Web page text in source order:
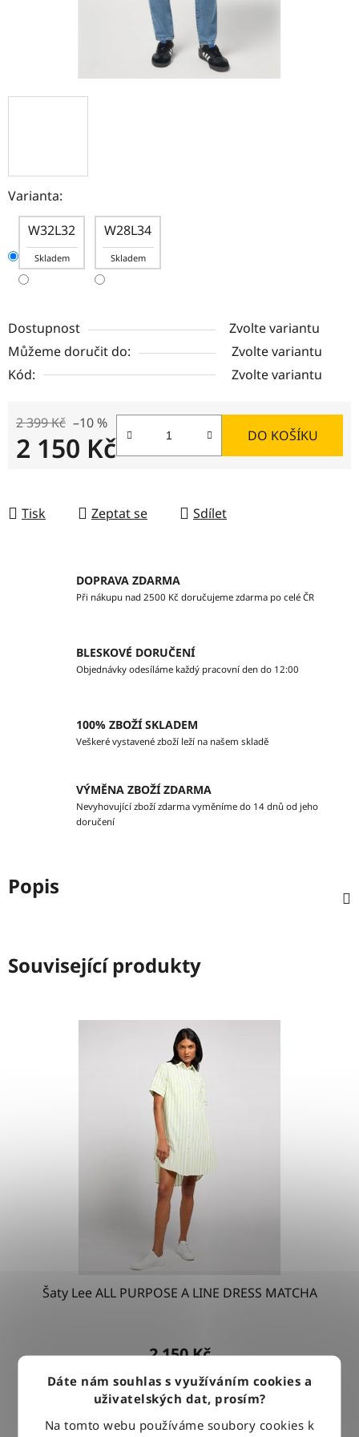
Dáte nám souhlas s využíváním cookies a
uživatelských dat, prosím?
Na tomto webu používáme soubory cookies k
Varianta:
W32L32
Skladem
W28L34
Skladem
Dostupnost
Zvolte variantu
Můžeme doručit do:
Zvolte variantu
Kód:
Zvolte variantu
2 399 Kč –10 %
2 150 Kč DO KOŠÍKU
Tisk Zeptat se Sdílet
DOPRAVA ZDARMA
Při nákupu nad 2500 Kč doručujeme zdarma po celé ČR
BLESKOVÉ DORUČENÍ
Objednávky odesíláme každý pracovní den do 12:00
100% ZBOŽÍ SKLADEM
Veškeré vystavené zboží leží na našem skladě
VÝMĚNA ZBOŽÍ ZDARMA
Nevyhovující zboží zdarma vyměníme do 14 dnů od jeho
doručení
Popis
Související produkty
Šaty Lee ALL PURPOSE A LINE DRESS MATCHA
2 150 Kč
DETAIL